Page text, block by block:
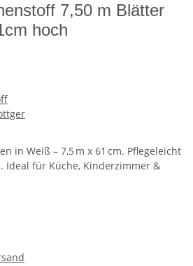
7,50 m Blätter
hoch
in Weiß – 7,5 m x 61 cm. Pflegeleicht
Ideal für Küche, Kinderzimmer &